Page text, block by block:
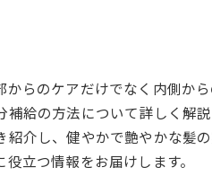
らのケアだけでなく内側か
給の方法について詳しく解
介し、健やかで艶やかな髪
立つ情報をお届けします。